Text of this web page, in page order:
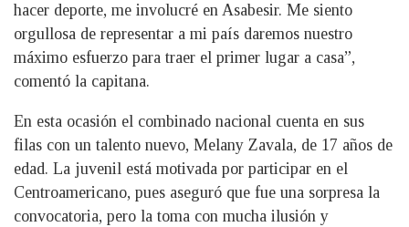
hacer deporte, me involucré en Asabesir. Me siento
orgullosa de representar a mi país daremos nuestro
máximo esfuerzo para traer el primer lugar a casa”,
comentó la capitana.
En esta ocasión el combinado nacional cuenta en sus
filas con un talento nuevo, Melany Zavala, de 17 años de
edad. La juvenil está motivada por participar en el
Centroamericano, pues aseguró que fue una sorpresa la
convocatoria, pero la toma con mucha ilusión y